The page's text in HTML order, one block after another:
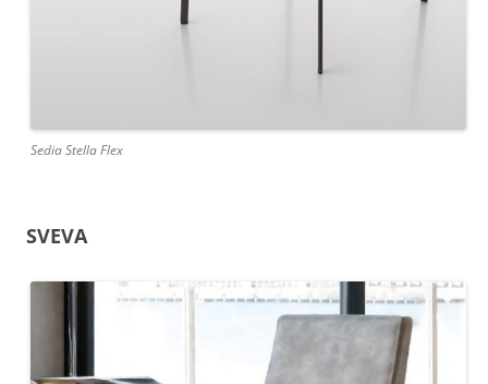
Sedia Stella Flex
SVEVA